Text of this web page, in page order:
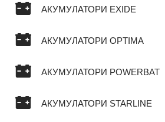
АКУМУЛАТОРИ EXIDE
АКУМУЛАТОРИ OPTIMA
АКУМУЛАТОРИ POWERBAT
АКУМУЛАТОРИ STARLINE